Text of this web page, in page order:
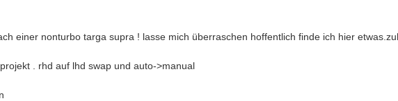
einer nonturbo targa supra ! lasse mich überraschen hoffentlich finde ich hier
. rhd auf lhd swap und auto->manual